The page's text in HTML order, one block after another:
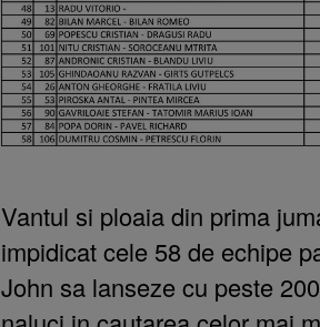
Vantul si ploaia din prima
impidicat cele 58 de echipe
John sa lanseze cu peste